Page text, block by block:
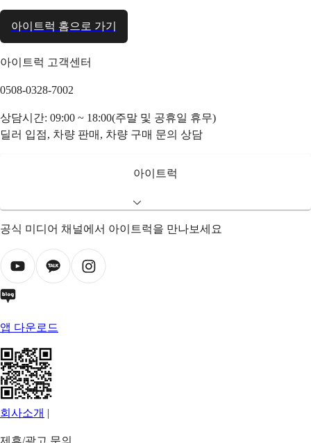
아이트럭 홈으로 가기
아이트럭 고객센터
0508-0328-7002
상담시간: 09:00 ~ 18:00(주말 및 공휴일 휴무)
딜러 입점, 차량 판매, 차량 구매 문의 상담
아이트럭
공식 미디어 채널에서 아이트럭을 만나보세요
앱 다운로드
회사소개 |
제휴/광고 문의